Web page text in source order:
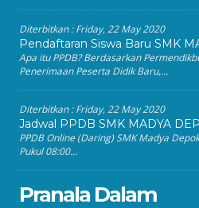
Diterbitkan :Friday, 22 May 2020
Pendaftaran Siswa Baru SMK
Apa itu PPDB? Berdasarkan
Penerimaan Peserta Didik Baru,...
Diterbitkan :Friday, 22 May 2020
Jadwal PPDB SMK MADYA
PPDB Online (Daring) SMK Madya
Pukul 08:00...
Pranala Dalam